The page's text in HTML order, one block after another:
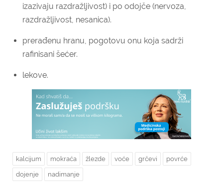
izazivaju razdražljivost) i po odojče (nervoza,
razdražljivost, nesanica).
prerađenu hranu, pogotovu onu koja sadrži
rafinisani šećer.
lekove.
kalcijum mokraća žlezde voće grčevi povrće
dojenje nadimanje